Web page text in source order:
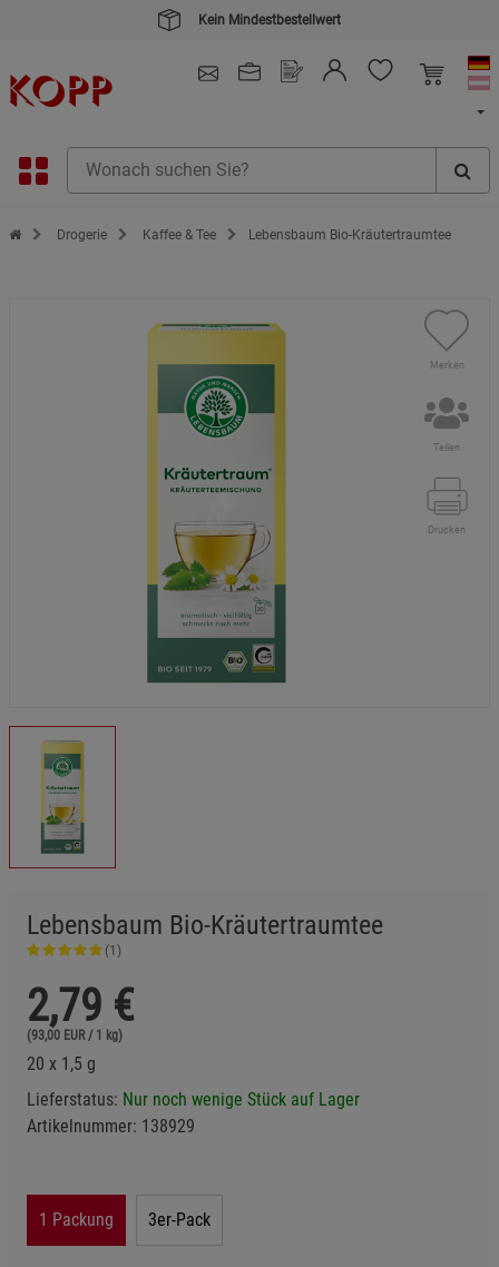
Kein Mindestbestellwert
Zur Startseite des Kopp Verlag Online-Shop
Drogerie Kaffee & Tee Lebensbaum Bio-Kräutertraumtee
Merken
Teilen
Drucken
Lebensbaum Bio-Kräutertraumtee
(1)
2,79 €
(93,00 EUR / 1 kg)
20 x 1,5 g
Lieferstatus: Nur noch wenige Stück auf Lager
Artikelnummer: 138929
1 Packung 3er-Pack